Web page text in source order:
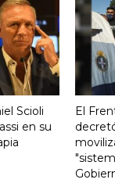
Scioli
en su
El